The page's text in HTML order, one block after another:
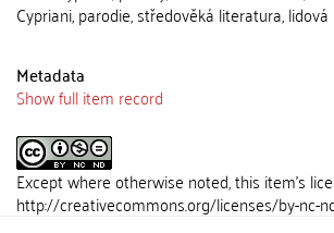
Cypriani, parodie, středověká literatura,
Metadata
Show full item record
Except where otherwise noted, this item's
http://creativecommons.org/licenses/by-nc-